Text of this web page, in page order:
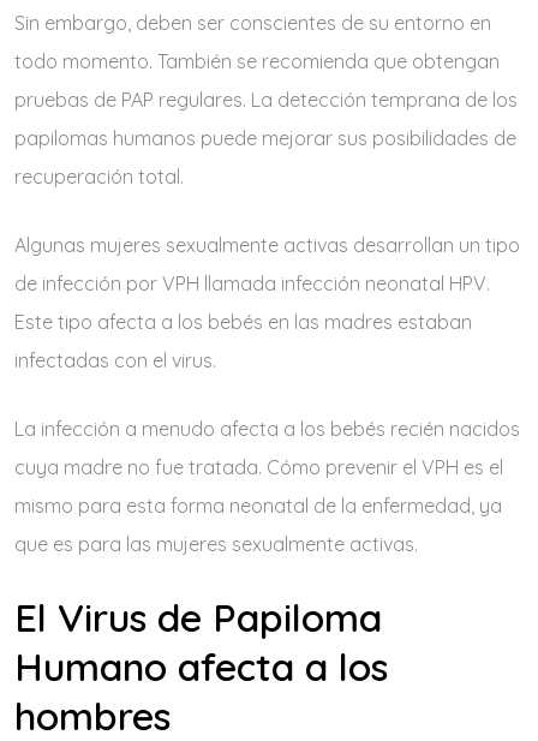
Sin embargo, deben ser conscientes de su entorno en
todo momento. También se recomienda que obtengan
pruebas de PAP regulares. La detección temprana de los
papilomas humanos puede mejorar sus posibilidades de
recuperación total.
Algunas mujeres sexualmente activas desarrollan un tipo
de infección por VPH llamada infección neonatal HPV.
Este tipo afecta a los bebés en las madres estaban
infectadas con el virus.
La infección a menudo afecta a los bebés recién nacidos
cuya madre no fue tratada. Cómo prevenir el VPH es el
mismo para esta forma neonatal de la enfermedad, ya
que es para las mujeres sexualmente activas.
El Virus de Papiloma
Humano afecta a los
hombres